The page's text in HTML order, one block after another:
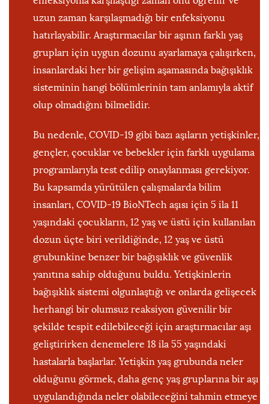
uzun zaman karşılaşmadığı bir enfeksiyonu
hatırlayabilir. Araştırmacılar bir aşının farklı yaş
grupları için uygun dozunu ayarlamaya çalışırken,
insanlardaki her bir gelişim aşamasında bağışıklık
sisteminin hangi bölümlerinin tam anlamıyla aktif
olup olmadığını bilmelidir.
Bu nedenle, COVID-19 gibi bazı aşıların yetişkinler,
gençler, çocuklar ve bebekler için farklı uygulama
programlarıyla test edilip onaylanması gerekiyor.
Bu kapsamda yürütülen çalışmalarda bilim
insanları, COVID-19 BioNTech aşısı için 5 ila 11
yaşındaki çocukların, 12 yaş ve üstü için kullanılan
dozun üçte biri verildiğinde, 12 yaş ve üstü
grubunkine benzer bir bağışıklık ve güvenlik
yanıtına sahip olduğunu buldu. Yetişkinlerin
bağışıklık sistemi olgunlaştığı ve onlarda gelişecek
herhangi bir olumsuz reaksiyon güvenilir bir
şekilde tespit edilebileceği için araştırmacılar aşı
geliştirirken denemelere 18 ila 55 yaşındaki
hastalarla başlarlar. Yetişkin yaş grubunda neler
olduğunu görmek, daha genç yaş gruplarına bir aşı
uygulandığında neler olabileceğini tahmin etmeye